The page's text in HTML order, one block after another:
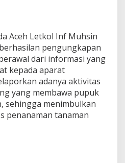
Aceh Letkol Inf Muhsin
pengungkapan
dari informasi yang
kepada aparat
adanya aktivitas
yang membawa pupuk
sehingga menimbulkan
penanaman tanaman